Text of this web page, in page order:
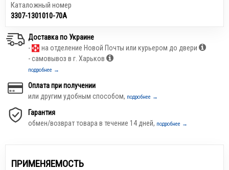
Каталожный номер
3307-1301010-70А
Доставка по Украине
-
на отделение Новой Почты или курьером до двери
- самовывоз в г. Харьков
подробнее →
Оплата при получении
или другим удобным способом, подробнее →
Гарантия
обмен/возврат товара в течение 14 дней, подробнее →
ПРИМЕНЯЕМОСТЬ